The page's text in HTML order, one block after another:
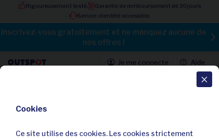
Rigoureusement testé
Garantie de remboursement de 30 jours
Service clientèle accessible
Inscrivez-vous gratuitement et ne manquez aucune de
nos offres !
Je me connecte Aide
Toutes les offres
Climatress
Cookies
Ce site utilise des cookies. Les cookies strictement